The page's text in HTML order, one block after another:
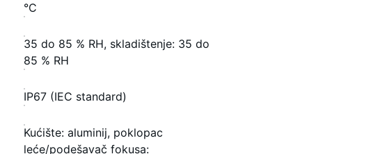
°C
35 do 85 % RH, skladištenje: 35 do
85 % RH
IP67 (IEC standard)
Kućište: aluminij, poklopac
leće/podešavač fokusa: